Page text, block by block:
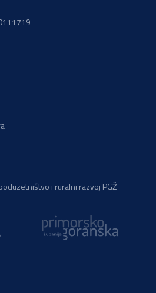
i ruralni razvoj PGŽ